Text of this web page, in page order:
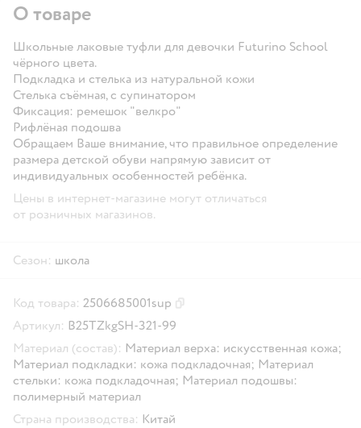
О товаре
Школьные лаковые туфли для девочки Futurino School
чёрного цвета.
Подкладка и стелька из натуральной кожи
Стелька съёмная, с супинатором
Фиксация: ремешок "велкро"
Рифлёная подошва
Обращаем Ваше внимание, что правильное определение
размера детской обуви напрямую зависит от
индивидуальных особенностей ребёнка.
Цены в интернет-магазине могут отличаться
от розничных магазинов.
Сезон: школа
Код товара: 2506685001sup
Артикул: B25TZkgSH-321-99
Материал (состав): Материал верха: искусственная кожа;
Материал подкладки: кожа подкладочная; Материал
стельки: кожа подкладочная; Материал подошвы:
полимерный материал
Страна производства: Китай